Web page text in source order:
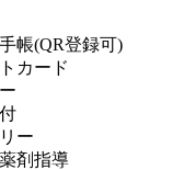
帳(QR登録可)
カード
ー
剤指導